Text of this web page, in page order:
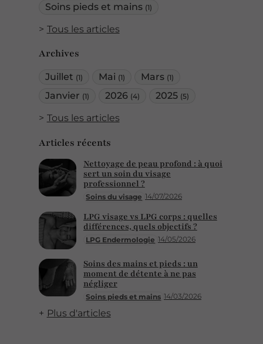
Soins pieds et mains (1)
Tous les articles
Archives
Juillet (1) Mai (1) Mars (1)
Janvier (1) 2026 (4) 2025 (5)
Tous les articles
Articles récents
Soins du visage 14/07/2026
Nettoyage de peau profond : à quoi
sert un soin du visage
professionnel ?
LPG Endermologie 14/05/2026
LPG visage vs LPG corps : quelles
différences, quels objectifs ?
Soins pieds et mains 14/03/2026
Soins des mains et pieds : un
moment de détente à ne pas
négliger
Plus d'articles